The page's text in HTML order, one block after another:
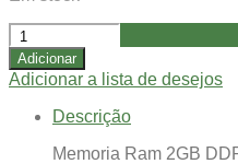
Quantidade
de
Usado
-
Memoria
Adicionar
Adicionar a lista de desejos
Descrição
Memoria Ram 2GB